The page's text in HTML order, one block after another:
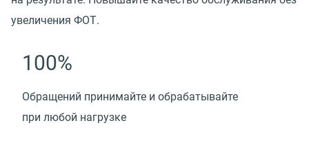
увеличения ФОТ.
100%
Обращений принимайте и обрабатывайте
при любой нагрузке